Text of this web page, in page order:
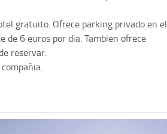
gratuito. Ofrece parking privado en el
6 euros por dia. Tambien ofrece
reservar.